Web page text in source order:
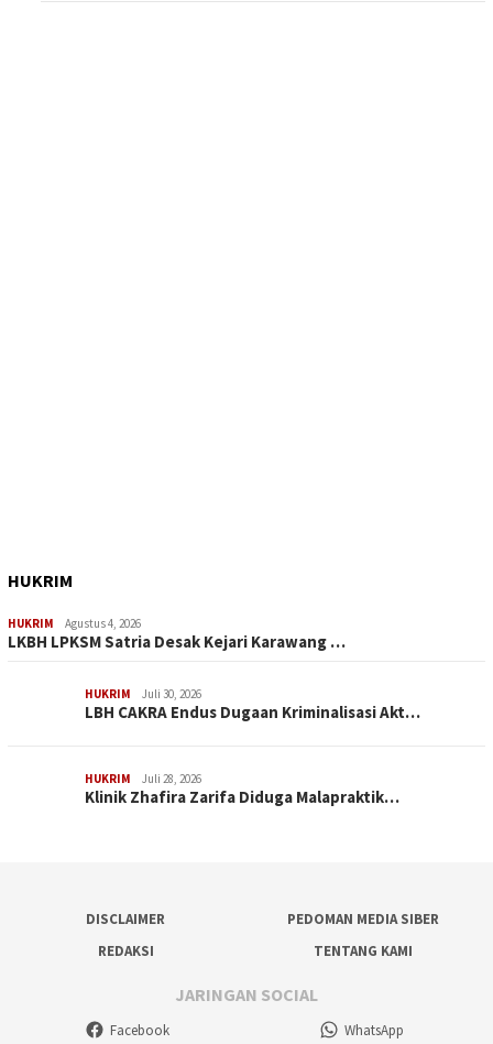
HUKRIM
HUKRIM Agustus 4, 2026
LKBH LPKSM Satria Desak Kejari Karawang …
HUKRIM Juli 30, 2026
LBH CAKRA Endus Dugaan Kriminalisasi Akt…
HUKRIM Juli 28, 2026
Klinik Zhafira Zarifa Diduga Malapraktik…
DISCLAIMER
PEDOMAN MEDIA SIBER
REDAKSI
TENTANG KAMI
JARINGAN SOCIAL
Facebook WhatsApp